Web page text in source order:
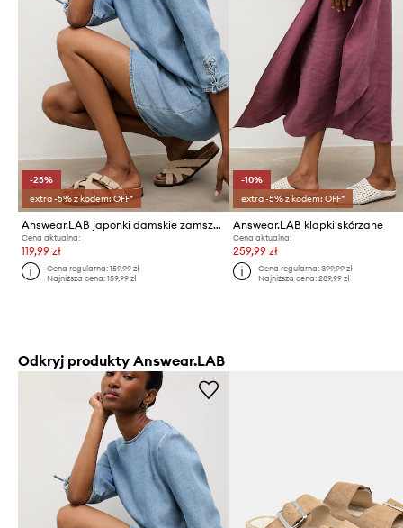
-25%
extra -5% z kodem: OFF*
Answear.LAB japonki damskie zamszowe
Cena aktualna:
119,99 zł
Cena regularna:159,99 zł
Najniższa cena:159,99 zł
-10%
extra -5% z kodem: OFF*
Answear.LAB klapki skórzane
Cena aktualna:
259,99 zł
Cena regularna: 399,99 zł
Najniższa cena: 289,99 zł
Odkryj produkty Answear.LAB